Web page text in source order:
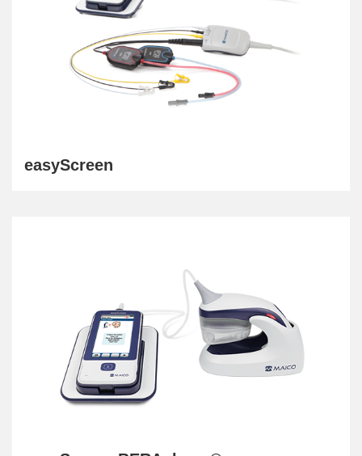
easyScreen